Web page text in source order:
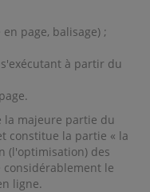
page, balisage) ;
à partir du
la majeure partie du
constitue la partie « la
(l'optimisation) des
considérablement le
ligne.